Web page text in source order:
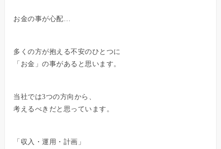
お金の事が心配…
多くの方が抱える不安のひとつに
「お金」の事があると思います。
当社では3つの方向から、
考えるべきだと思っています。
「収入・運用・計画」